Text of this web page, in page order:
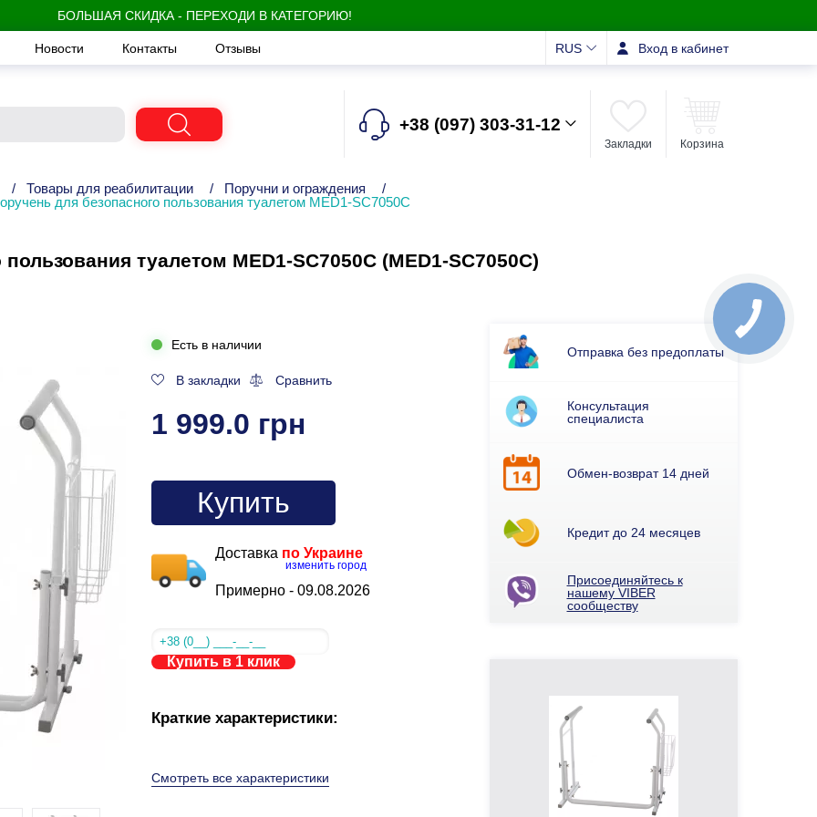
БОЛЬШАЯ СКИДКА - ПЕРЕХОДИ В КАТЕГОРИЮ!
Новости Контакты Отзывы RUS Вход в кабинет
+38 (097) 303-31-12
Закладки Корзина
/ Товары для реабилитации / Поручни и ограждения
/
для безопасного пользования туалетом MED1-SC7050C
туалетом MED1-SC7050C (MED1-SC7050C)
Есть в наличии
В закладки Сравнить
1 999.0 грн
Купить
Доставка по Украине
изменить город
Примерно - 09.08.2026
Купить в 1 клик
Краткие характеристики:
Смотреть все характеристики
Отправка без предоплаты
Консультация
специалиста
Обмен-возврат 14 дней
Кредит до 24 месяцев
Присоединяйтесь к
нашему VIBER
сообществу